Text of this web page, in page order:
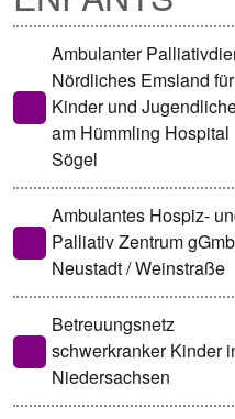
Ambulanter
Nördliches Emsland für
Kinder und
am Hümmling Hospital
Sögel
Ambulantes Hospiz-
Palliativ Zentrum
Neustadt / Weinstraße
Betreuungsnetz
schwerkranker Kinder
Niedersachsen